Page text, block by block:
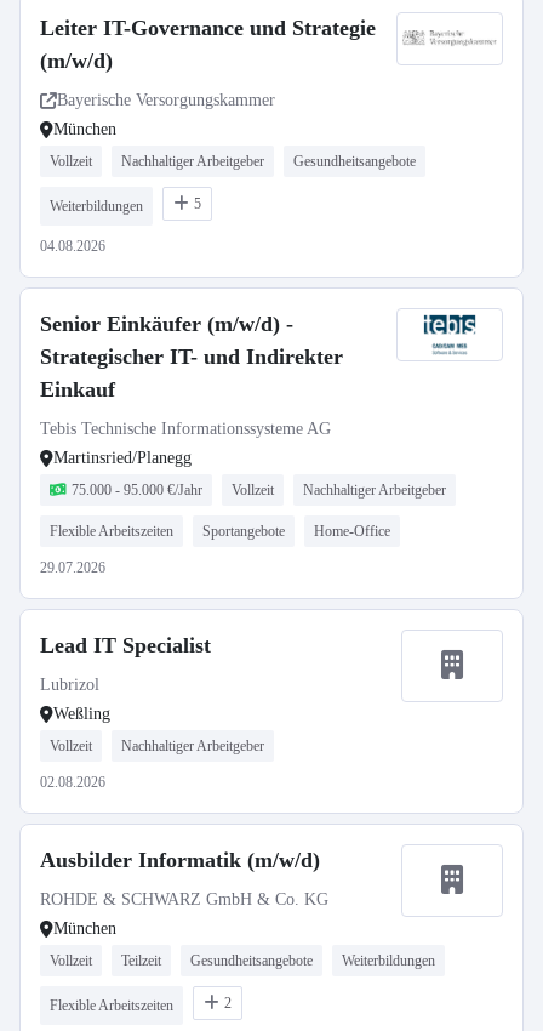
Leiter IT-Governance und Strategie
(m/w/d)
Bayerische Versorgungskammer
München
Vollzeit Nachhaltiger Arbeitgeber Gesundheitsangebote
Weiterbildungen 5
04.08.2026
Senior Einkäufer (m/w/d) -
Strategischer IT- und Indirekter
Einkauf
Tebis Technische Informationssysteme AG
Martinsried/Planegg
75.000 - 95.000 €/Jahr Vollzeit Nachhaltiger Arbeitgeber
Flexible Arbeitszeiten Sportangebote Home-Office
29.07.2026
Lead IT Specialist
Lubrizol
Weßling
Vollzeit Nachhaltiger Arbeitgeber
02.08.2026
Ausbilder Informatik (m/w/d)
ROHDE & SCHWARZ GmbH & Co. KG
München
Vollzeit Teilzeit Gesundheitsangebote Weiterbildungen
Flexible Arbeitszeiten 2